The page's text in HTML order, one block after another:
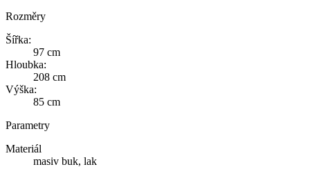
Rozměry
Šířka:
97 cm
Hloubka:
208 cm
Výška:
85 cm
Parametry
Materiál
masiv buk, lak